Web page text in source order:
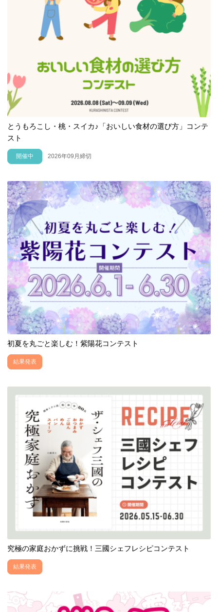
とうもろこし・桃・スイカ♪「おいしい食材の選び方」コンテ
スト
開催中 2026年09月締切
初夏を丸ごと楽しむ！紫陽花コンテスト
結果発表
究極の家庭おかずに挑戦！三國シェフレシピコンテスト
結果発表